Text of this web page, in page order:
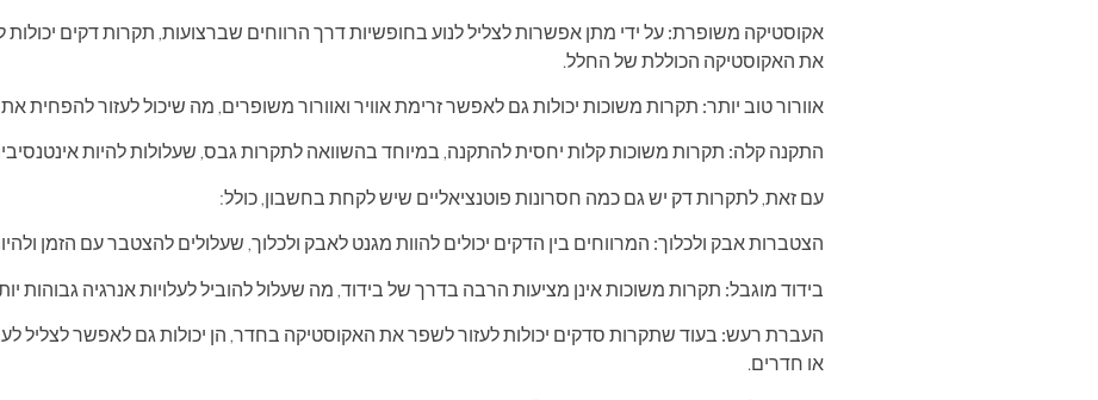
אקוסטיקה משופרת: על ידי מתן אפשרות לצליל לנוע בחופשיות דרך הרווחים שברצועות, תקרות דקים
את האקוסטיקה הכוללת של החלל.
אוורור טוב יותר: תקרות משוכות יכולות גם לאפשר זרימת אוויר ואוורור משופרים, מה שיכול לעזור להפחית
התקנה קלה: תקרות משוכות קלות יחסית להתקנה, במיוחד בהשוואה לתקרות גבס, שעלולות להיות
עם זאת, לתקרות דק יש גם כמה חסרונות פוטנציאליים שיש לקחת בחשבון, כולל:
הצטברות אבק ולכלוך: המרווחים בין הדקים יכולים להוות מגנט לאבק ולכלוך, שעלולים להצטבר עם הזמן
בידוד מוגבל: תקרות משוכות אינן מציעות הרבה בדרך של בידוד, מה שעלול להוביל לעלויות אנרגיה גבוהות
העברת רעש: בעוד שתקרות סדקים יכולות לעזור לשפר את האקוסטיקה בחדר, הן יכולות גם לאפשר לצליל
או חדרים.